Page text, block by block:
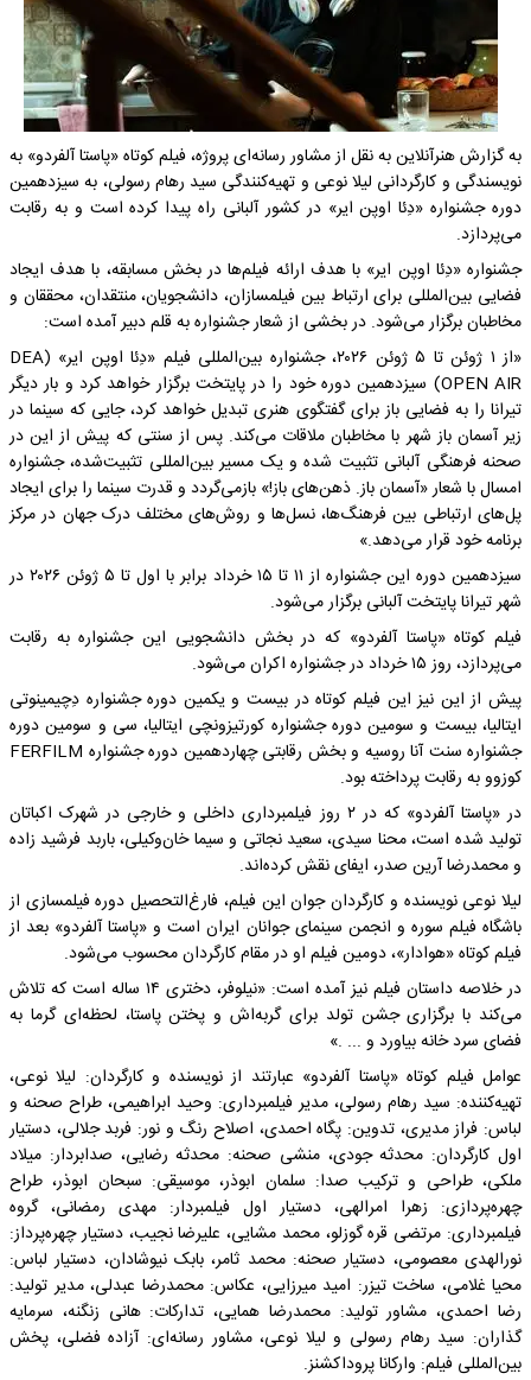
به گزارش هنرآنلاین به نقل از مشاور رسانه‌ای پروژه، فیلم کوتاه «پاستا آلفردو» به
نویسندگی و کارگردانی لیلا نوعی و تهیه‌کنندگی سید رهام رسولی، به سیزدهمین
دوره جشنواره «دِئا اوپن ایر» در کشور آلبانی راه پیدا کرده است و به رقابت
می‌پردازد.
جشنواره «دِئا اوپن ایر» با هدف ارائه فیلم‌ها در بخش مسابقه، با هدف ایجاد
فضایی بین‌المللی برای ارتباط بین فیلمسازان، دانشجویان، منتقدان، محققان و
مخاطبان برگزار می‌شود. در بخشی از شعار جشنواره به قلم دبیر آمده است:
«از ۱ ژوئن تا ۵ ژوئن ۲۰۲۶، جشنواره بین‌المللی فیلم «دِئا اوپن ایر» (DEA
OPEN AIR) سیزدهمین دوره خود را در پایتخت برگزار خواهد کرد و بار دیگر
تیرانا را به فضایی باز برای گفتگوی هنری تبدیل خواهد کرد، جایی که سینما در
زیر آسمان باز شهر با مخاطبان ملاقات می‌کند. پس از سنتی که پیش از این در
صحنه فرهنگی آلبانی تثبیت شده و یک مسیر بین‌المللی تثبیت‌شده، جشنواره
امسال با شعار «آسمان باز. ذهن‌های باز!» بازمی‌گردد و قدرت سینما را برای ایجاد
پل‌های ارتباطی بین فرهنگ‌ها، نسل‌ها و روش‌های مختلف درک جهان در مرکز
برنامه خود قرار می‌دهد.»
سیزدهمین دوره این جشنواره از ۱۱ تا ۱۵ خرداد برابر با اول تا ۵ ژوئن ۲۰۲۶ در
شهر تیرانا پایتخت آلبانی برگزار می‌شود.
فیلم کوتاه «پاستا آلفردو» که در بخش دانشجویی این جشنواره به رقابت
می‌پردازد، روز ۱۵ خرداد در جشنواره اکران می‌شود.
پیش از این نیز این فیلم کوتاه در بیست‌ و یکمین دوره جشنواره دِچیمینوتی
ایتالیا، بیست‌ و سومین دوره جشنواره کورتیزونچی ایتالیا، سی‌ و سومین دوره
جشنواره سنت آنا روسیه و بخش رقابتی چهاردهمین دوره جشنواره FERFILM
کوزوو به رقابت پرداخته بود.
در «پاستا آلفردو» که در ۲ روز فیلمبرداری داخلی و خارجی در شهرک اکباتان
تولید شده است، محنا سیدی، سعید نجاتی و سیما خان‌وکیلی، باربد فرشید زاده
و محمدرضا آرین صدر، ایفای نقش کرده‌اند.
لیلا نوعی نویسنده و کارگردان جوان این فیلم، فارغ‌التحصیل دوره فیلمسازی از
باشگاه فیلم سوره و انجمن سینمای جوانان ایران است و «پاستا آلفردو» بعد از
فیلم کوتاه «هوادار»، دومین فیلم او در مقام کارگردان محسوب می‌شود.
در خلاصه داستان فیلم نیز آمده است: «نیلوفر، دختری ۱۴ ساله‌ است که تلاش
می‌کند با برگزاری جشن تولد برای گربه‌اش و پختن پاستا، لحظه‌ای گرما به
فضای سرد خانه بیاورد و ... .»
عوامل فیلم کوتاه «پاستا آلفردو» عبارتند از نویسنده و کارگردان: لیلا نوعی،
تهیه‌کننده: سید رهام رسولی، مدیر فیلمبرداری: وحید ابراهیمی، طراح صحنه و
لباس: فراز مدیری، تدوین: پگاه احمدی، اصلاح رنگ و نور: فربد جلالی، دستیار
اول کارگردان: محدثه جودی، منشی صحنه: محدثه رضایی، صدابردار: میلاد
ملکی، طراحی و ترکیب صدا: سلمان ابوذر، موسیقی: سبحان ابوذر، طراح
چهره‌پردازی: زهرا امرالهی، دستیار اول فیلمبردار: مهدی رمضانی، گروه
فیلمبرداری: مرتضی قره گوزلو، محمد مشایی، علیرضا نجیب، دستیار چهره‌پرداز:
نورالهدی معصومی، دستیار صحنه: محمد ثامر، بابک نیوشادان، دستیار لباس:
محیا غلامی، ساخت تیزر: امید میرزایی، عکاس: محمدرضا عبدلی، مدیر تولید:
رضا احمدی، مشاور تولید: محمدرضا همایی، تدارکات: هانی زنگنه، سرمایه
گذاران: سید رهام رسولی و لیلا نوعی، مشاور رسانه‌ای: آزاده فضلی، پخش
بین‌المللی فیلم: وارکانا پروداکشنز.